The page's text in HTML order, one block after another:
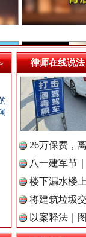
网.
网.
网.
网.
高回报
律师在线说法
26万保费，
八一建军节
楼下漏水楼
将建筑垃圾
以案释法｜